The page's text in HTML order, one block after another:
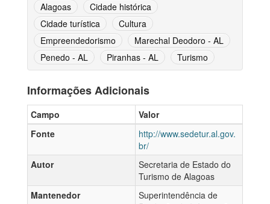
Alagoas
Cidade histórica
Cidade turística
Cultura
Empreendedorismo
Marechal Deodoro - AL
Penedo - AL
Piranhas - AL Turismo
Informações Adicionais
Campo
Valor
Fonte
http://www.sedetur.al.gov.
br/
Autor
Secretaria de Estado do
Turismo de Alagoas
Mantenedor
Superintendência de